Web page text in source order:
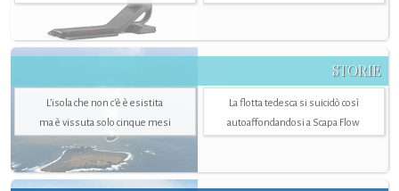
STORIE
L’isola che non c'è è esistita
ma è vissuta solo cinque mesi
La flotta tedesca si suicidò così
autoaffondandosi a Scapa Flow